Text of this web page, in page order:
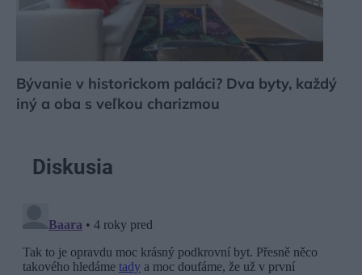
Bývanie v historickom paláci? Dva byty, každý
iný a oba s veľkou charizmou
Diskusia